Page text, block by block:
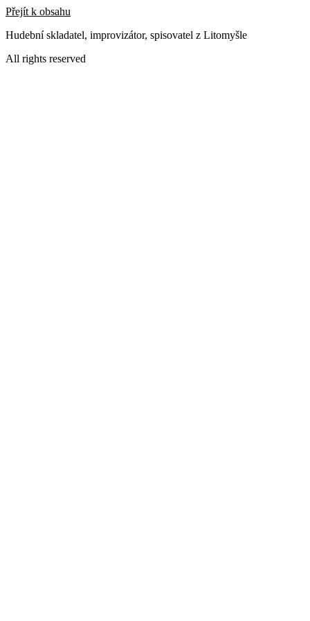
Přejít k obsahu
Hudební skladatel, improvizátor, spisovatel z Litomyšle
All rights reserved